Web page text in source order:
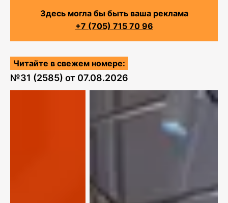
Здесь могла бы быть ваша реклама
+7 (705) 715 70 96
Читайте в свежем номере:
№31 (2585) от 07.08.2026